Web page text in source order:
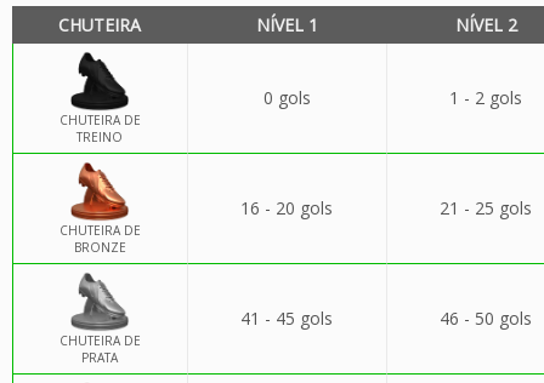
CHUTEIRA NÍVEL 1 NÍVEL 2
CHUTEIRA DE
TREINO
0 gols 1 - 2 gols
CHUTEIRA DE
BRONZE
16 - 20 gols 21 - 25 gols
CHUTEIRA DE
PRATA
41 - 45 gols 46 - 50 gols